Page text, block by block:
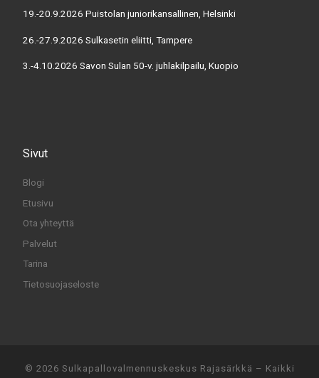
19.-20.9.2026 Puistolan juniorikansallinen, Helsinki
26.-27.9.2026 Sulkasetin eliitti, Tampere
3.-4.10.2026 Savon Sulan 50-v. juhlakilpailu, Kuopio
Sivut
Blogi
Etusivu
Ota yhteyttä
Palvelut
Tarina
Tietosuojaseloste
© 2026 Sulkapallovalmennuskeskus Rajasärkkä – Kaikki